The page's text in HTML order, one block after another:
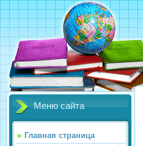
Меню сайта
Главная страница